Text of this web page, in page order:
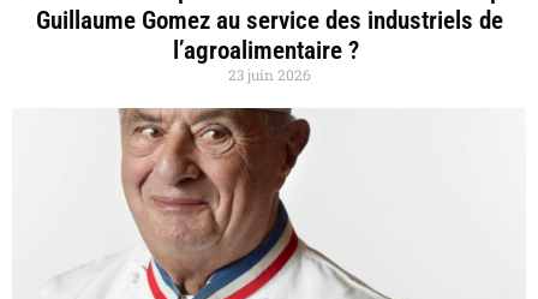
Guillaume Gomez au service des industriels de
l’agroalimentaire ?
23 juin 2026